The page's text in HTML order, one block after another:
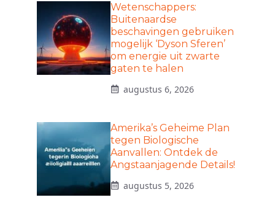
Wetenschappers:
Buitenaardse
beschavingen gebruiken
mogelijk ‘Dyson Sferen’
om energie uit zwarte
gaten te halen
augustus 6, 2026
Amerika’s Geheime Plan
tegen Biologische
Aanvallen: Ontdek de
Angstaanjagende Details!
augustus 5, 2026